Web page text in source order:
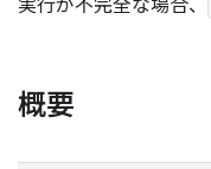
実行が不完全な場合、
概要